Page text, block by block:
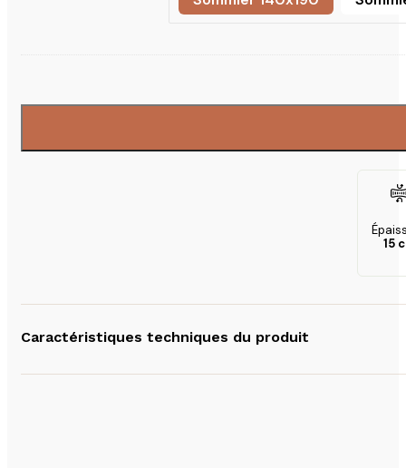
Sommier 140x190
15
Caractéristiques techniques du produit